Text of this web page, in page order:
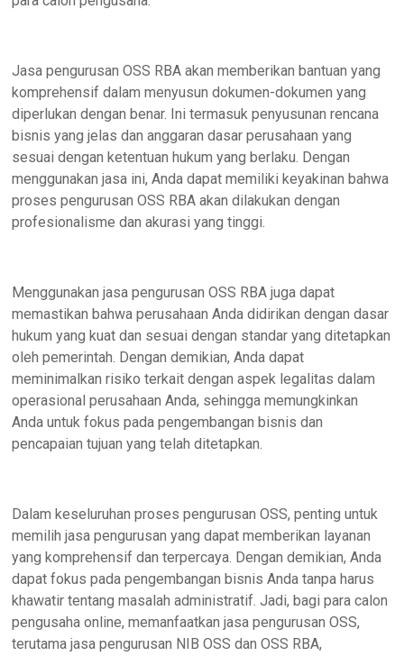
Jasa pengurusan OSS RBA akan memberikan bantuan yang
komprehensif dalam menyusun dokumen-dokumen yang
diperlukan dengan benar. Ini termasuk penyusunan rencana
bisnis yang jelas dan anggaran dasar perusahaan yang
sesuai dengan ketentuan hukum yang berlaku. Dengan
menggunakan jasa ini, Anda dapat memiliki keyakinan bahwa
proses pengurusan OSS RBA akan dilakukan dengan
profesionalisme dan akurasi yang tinggi.
Menggunakan jasa pengurusan OSS RBA juga dapat
memastikan bahwa perusahaan Anda didirikan dengan dasar
hukum yang kuat dan sesuai dengan standar yang ditetapkan
oleh pemerintah. Dengan demikian, Anda dapat
meminimalkan risiko terkait dengan aspek legalitas dalam
operasional perusahaan Anda, sehingga memungkinkan
Anda untuk fokus pada pengembangan bisnis dan
pencapaian tujuan yang telah ditetapkan.
Dalam keseluruhan proses pengurusan OSS, penting untuk
memilih jasa pengurusan yang dapat memberikan layanan
yang komprehensif dan terpercaya. Dengan demikian, Anda
dapat fokus pada pengembangan bisnis Anda tanpa harus
khawatir tentang masalah administratif. Jadi, bagi para calon
pengusaha online, memanfaatkan jasa pengurusan OSS,
terutama jasa pengurusan NIB OSS dan OSS RBA,